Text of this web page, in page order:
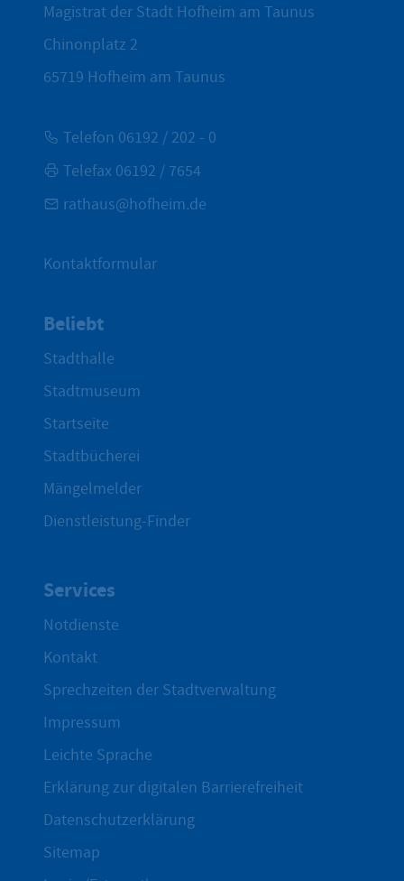
Magistrat der Stadt Hofheim am Taunus
Chinonplatz 2
65719 Hofheim am Taunus
Telefon 06192 / 202 - 0
Telefax 06192 / 7654
rathaus@hofheim.de
Kontaktformular
Beliebt
Stadthalle
Stadtmuseum
Startseite
Stadtbücherei
Mängelmelder
Dienstleistung-Finder
Services
Notdienste
Kontakt
Sprechzeiten der Stadtverwaltung
Impressum
Leichte Sprache
Erklärung zur digitalen Barrierefreiheit
Datenschutzerklärung
Sitemap